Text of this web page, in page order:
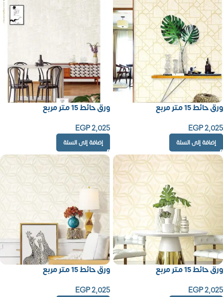
ورق حائط 15 متر مربع
EGP2,025
إضافة إلى السلة
ورق حائط 15 متر مربع
EGP2,025
إضافة إلى السلة
ورق حائط 15 متر مربع
EGP2,025
ورق حائط 15 متر مربع
EGP2,025